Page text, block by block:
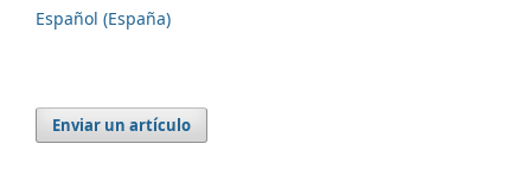
Español (España)
Enviar un artículo